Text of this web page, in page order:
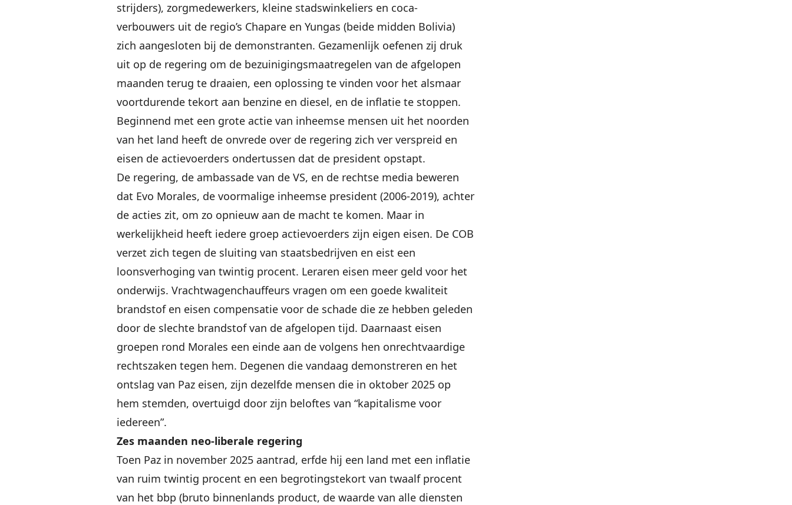
strijders), zorgmedewerkers, kleine stadswinkeliers en coca-
verbouwers uit de regio’s Chapare en Yungas (beide midden Bolivia)
zich aangesloten bij de demonstranten. Gezamenlijk oefenen zij druk
uit op de regering om de bezuinigingsmaatregelen van de afgelopen
maanden terug te draaien, een oplossing te vinden voor het alsmaar
voortdurende tekort aan benzine en diesel, en de inflatie te stoppen.
Beginnend met een grote actie van inheemse mensen uit het noorden
van het land heeft de onvrede over de regering zich ver verspreid en
eisen de actievoerders ondertussen dat de president opstapt.
De regering, de ambassade van de VS, en de rechtse media beweren
dat Evo Morales, de voormalige inheemse president (2006-2019), achter
de acties zit, om zo opnieuw aan de macht te komen. Maar in
werkelijkheid heeft iedere groep actievoerders zijn eigen eisen. De COB
verzet zich tegen de sluiting van staatsbedrijven en eist een
loonsverhoging van twintig procent. Leraren eisen meer geld voor het
onderwijs. Vrachtwagenchauffeurs vragen om een goede kwaliteit
brandstof en eisen compensatie voor de schade die ze hebben geleden
door de slechte brandstof van de afgelopen tijd. Daarnaast eisen
groepen rond Morales een ​​einde aan de volgens hen onrechtvaardige
rechtszaken tegen hem. Degenen die vandaag demonstreren en het
ontslag van Paz eisen, zijn dezelfde mensen die in oktober 2025 op
hem stemden, overtuigd door zijn beloftes van “kapitalisme voor
iedereen”.
Zes maanden neo-liberale regering
Toen Paz in november 2025 aantrad, erfde hij een land met een inflatie
van ruim twintig procent en een begrotingstekort van twaalf procent
van het bbp (bruto binnenlands product, de waarde van alle diensten